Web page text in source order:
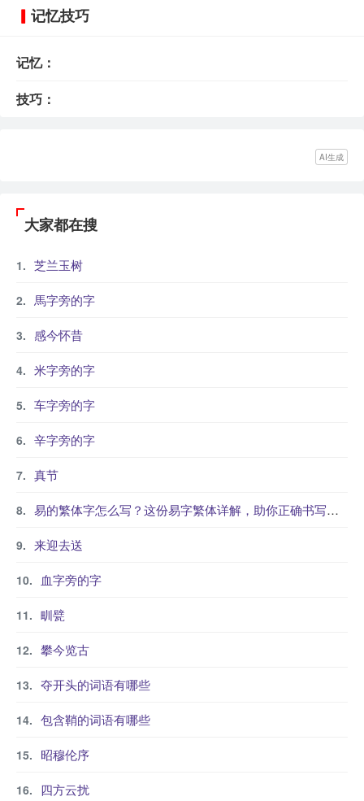
记忆技巧
记忆：
技巧：
AI生成
大家都在搜
芝兰玉树
馬字旁的字
感今怀昔
米字旁的字
车字旁的字
辛字旁的字
真节
易的繁体字怎么写？这份易字繁体详解，助你正确书写汉字_汉字繁体学习
来迎去送
血字旁的字
甽甓
攀今览古
夺开头的词语有哪些
包含鞘的词语有哪些
昭穆伦序
四方云扰